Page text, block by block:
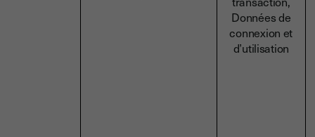
Données de
connexion et
d’utilisation